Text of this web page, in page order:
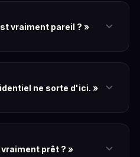
vraiment pareil ? » expand_more
ne sorte d'ici. » expand_more
prêt ? » expand_more